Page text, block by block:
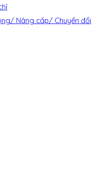
Nâng cấp/ Chuyển đổi